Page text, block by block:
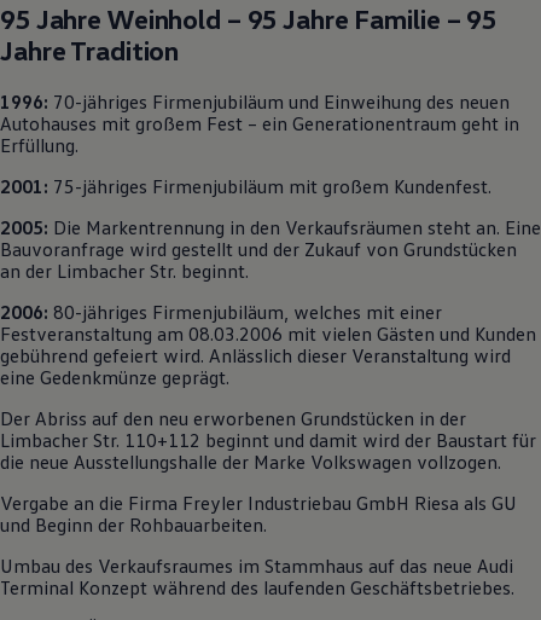
95 Jahre Weinhold – 95 Jahre Familie – 95
Jahre Tradition
1996: 70-jähriges Firmenjubiläum und Einweihung des neuen
Autohauses mit großem Fest – ein Generationentraum geht in
Erfüllung.
2001: 75-jähriges Firmenjubiläum mit großem Kundenfest.
2005: Die Markentrennung in den Verkaufsräumen steht an. Eine
Bauvoranfrage wird gestellt und der Zukauf von Grundstücken
an der Limbacher Str. beginnt.
2006: 80-jähriges Firmenjubiläum, welches mit einer
Festveranstaltung am 08.03.2006 mit vielen Gästen und Kunden
gebührend gefeiert wird. Anlässlich dieser Veranstaltung wird
eine Gedenkmünze geprägt.
Der Abriss auf den neu erworbenen Grundstücken in der
Limbacher Str. 110+112 beginnt und damit wird der Baustart für
die neue Ausstellungshalle der Marke Volkswagen vollzogen.
Vergabe an die Firma Freyler Industriebau GmbH Riesa als GU
und Beginn der Rohbauarbeiten.
Umbau des Verkaufsraumes im Stammhaus auf das neue Audi
Terminal Konzept während des laufenden Geschäftsbetriebes.